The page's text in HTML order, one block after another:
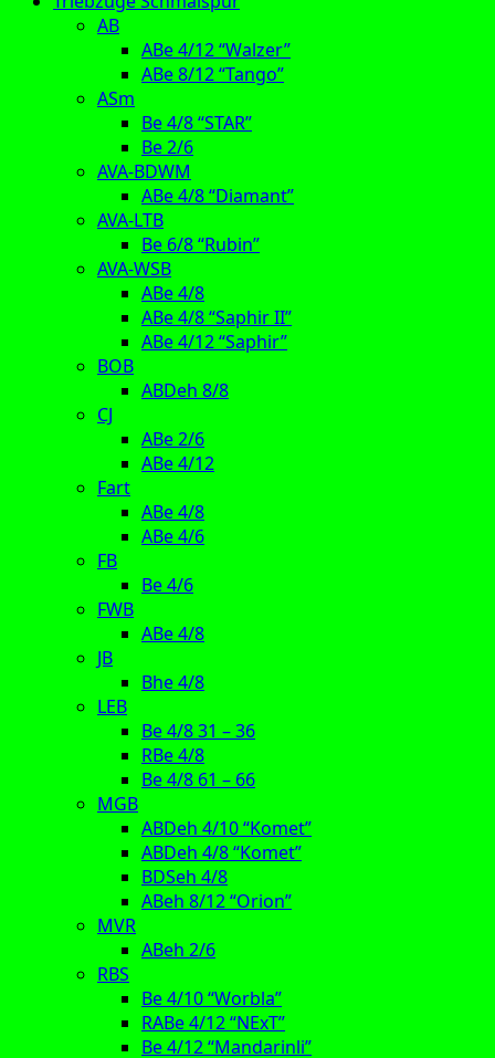
AB
ABe 4/12 “Walzer”
ABe 8/12 “Tango”
ASm
Be 4/8 “STAR”
Be 2/6
AVA-BDWM
ABe 4/8 “Diamant”
AVA-LTB
Be 6/8 “Rubin”
AVA-WSB
ABe 4/8
ABe 4/8 “Saphir II”
ABe 4/12 “Saphir”
BOB
ABDeh 8/8
CJ
ABe 2/6
ABe 4/12
Fart
ABe 4/8
ABe 4/6
FB
Be 4/6
FWB
ABe 4/8
JB
Bhe 4/8
LEB
Be 4/8 31 – 36
RBe 4/8
Be 4/8 61 – 66
MGB
ABDeh 4/10 “Komet”
ABDeh 4/8 “Komet”
BDSeh 4/8
ABeh 8/12 “Orion”
MVR
ABeh 2/6
RBS
Be 4/10 “Worbla”
RABe 4/12 “NExT”
Be 4/12 “Mandarinli”